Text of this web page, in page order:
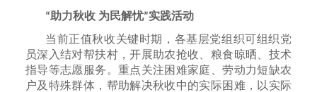
“助力秋收 为民解忧”实践活动
当前正值秋收关键时期，各基层党组织可组织党
员深入结对帮扶村，开展助农抢收、粮食晾晒、技术
指导等志愿服务。重点关注困难家庭、劳动力短缺农
户及特殊群体，帮助解决秋收中的实际困难，以实际